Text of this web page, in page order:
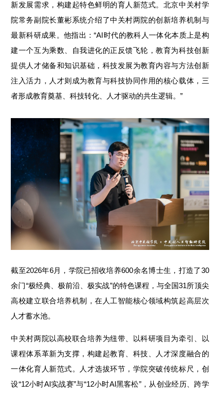
新发展需求，构建起特色鲜明的育人新范式。 北京中关村学
院常务副院长董彬系统介绍了中关村两院的创新培养机制与
最新科研成果。 他指出 ：“AI时代的教科人一体化本质上是构
建一个互为乘数、自我进化的正反馈飞轮，教育为科技创新
提供人才储备和知识基础，科技发展为教育内容与方法创新
注入活力，人才则成为教育与科技协同作用的核心载体，三
者形成教育奠基、科技转化、人才驱动的共生逻辑。”
截至2026年6月，学院已招收培养600余名博士生，打造了30
余门“极经典、极前沿、极实战”的特色课程，与全国31所顶尖
高校建立联合培养机制，在人工智能核心领域构筑起高层次
人才蓄水池。
中关村两院以高校联合培养为纽带、以科研项目为牵引、以
课程体系革新为支撑，构建起教育、科技、人才深度融合的
一体化育人新范式。人才选拔环节，学院突破传统标尺，创
设“12小时AI实战赛”与“12小时AI黑客松”，从创业经历、跨学